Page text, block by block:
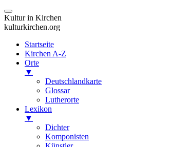
Kultur in Kirchen
kulturkirchen.org
Startseite
Kirchen A-Z
Orte
▼
Deutschlandkarte
Glossar
Lutherorte
Lexikon
▼
Dichter
Komponisten